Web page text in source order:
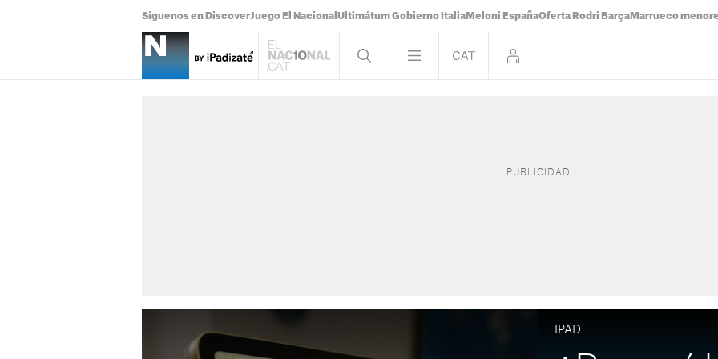
Síguenos en DiscoverJuego El Nacional Ultimátum Gobierno Italia Meloni EspañaOferta Rodri Barça Marrueco
IPAD